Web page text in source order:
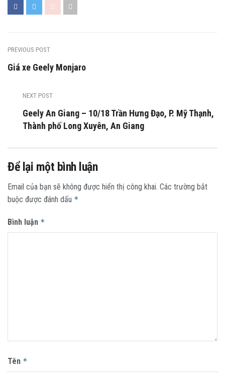
PREVIOUS POST
Giá xe Geely Monjaro
NEXT POST
Geely An Giang – 10/18 Trần Hưng Đạo, P. Mỹ Thạnh,
Thành phố Long Xuyên, An Giang
Để lại một bình luận
Email của bạn sẽ không được hiển thị công khai. Các trường bắt
buộc được đánh dấu *
Bình luận *
Tên *